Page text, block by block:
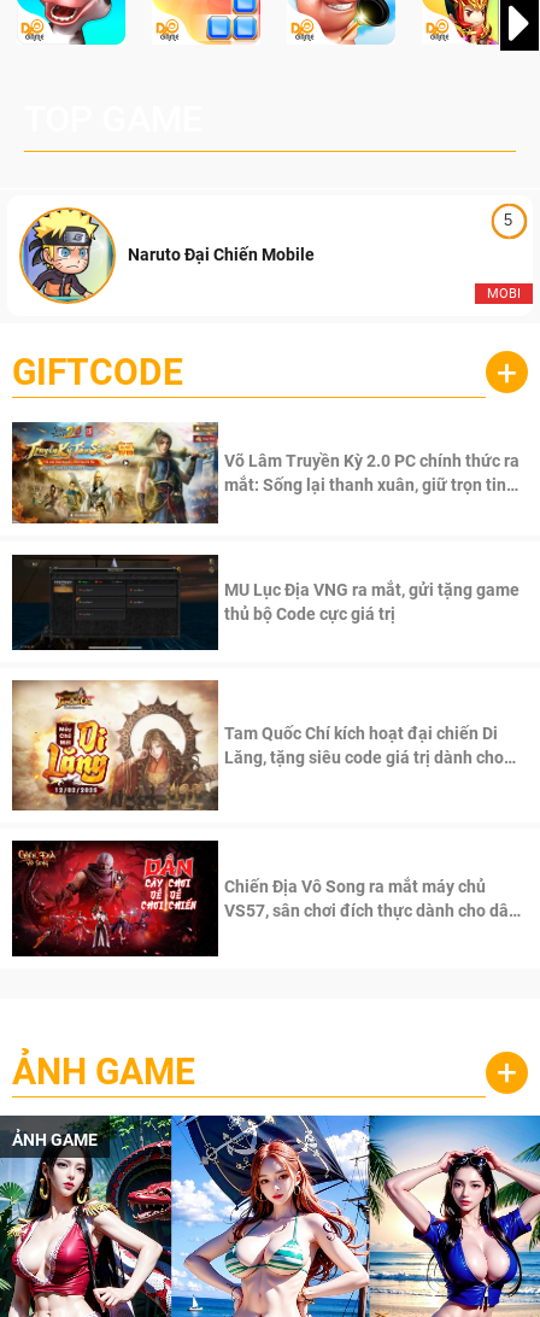
5
MOBI
Naruto Đại Chiến Mobile
GIFTCODE +
Võ Lâm Truyền Kỳ 2.0 PC chính thức ra
mắt: Sống lại thanh xuân, giữ trọn tinh
MU Lục Địa VNG ra mắt, gửi tặng game
thủ bộ Code cực giá trị
Tam Quốc Chí kích hoạt đại chiến Di
Lăng, tặng siêu code giá trị dành cho
Chiến Địa Vô Song ra mắt máy chủ
VS57, sân chơi đích thực dành cho dân
ẢNH GAME +
ẢNH GAME